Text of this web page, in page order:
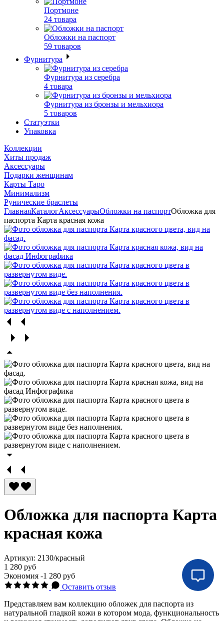
Портмоне
24 товара
Обложки на паспорт
59 товаров
Фурнитура
Фурнитура из серебра
4 товара
Фурнитура из бронзы и мельхиора
5 товаров
Статуэтки
Упаковка
Коллекции
Хиты продаж
Аксессуары
Подарки женщинам
Карты Таро
Минимализм
Рунические браслеты
ГлавнаяКаталогАксессуарыОбложки на паспортОбложка для
паспорта Карта красная кожа
Обложка для паспорта Карта
красная кожа
Артикул: 2130/красный
1 280 руб
Экономия -1 280 руб
Оставить отзыв
Представляем вам коллекцию обложек для паспорта из
натуральной гладкой кожи в котором мода, функциональность